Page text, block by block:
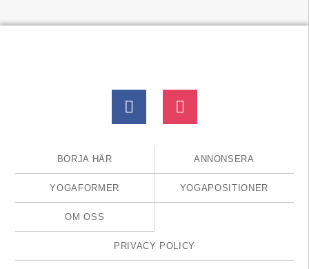
BÖRJA HÄR ANNONSERA
YOGAFORMER YOGAPOSITIONER
OM OSS
PRIVACY POLICY